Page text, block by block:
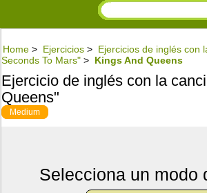
Home > Ejercicios > Ejercicios de inglés con
Seconds To Mars" > Kings And Queens
Ejercicio de inglés con la
Queens"
Medium
Selecciona un modo